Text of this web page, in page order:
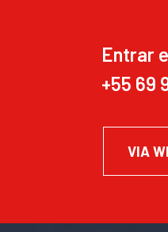
Entrar
+55 69
VIA